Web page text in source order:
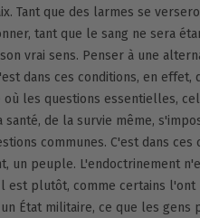
Tant que des larmes se
tant que le sang ne sera
vrai sens. Penser à une
dans ces conditions, en effet,
où les questions essentielles,
de la survie même,
communes. C'est dans ces
un peuple. L'endoctrinement
est plutôt, comme certains l'ont
un État militaire, ce que les gens